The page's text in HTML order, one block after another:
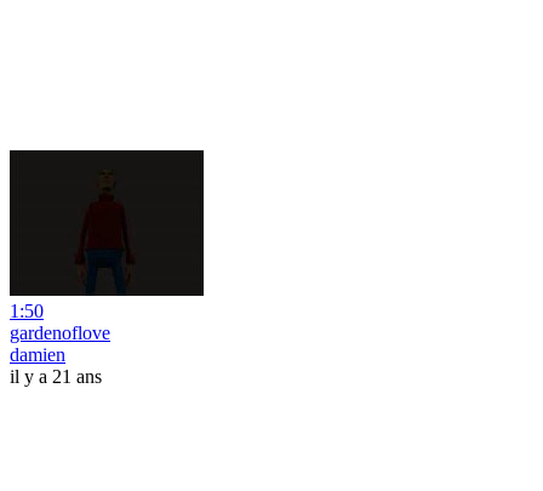
1:50
gardenoflove
damien
il y a 21 ans